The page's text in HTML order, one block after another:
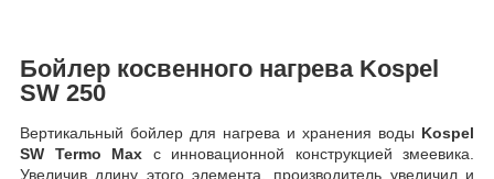
Бойлер косвенного нагрева Kospel
SW 250
Вертикальный бойлер для нагрева и хранения воды Kospel
SW Termo Max с инновационной конструкцией змеевика.
Увеличив длину этого элемента, производитель увеличил и